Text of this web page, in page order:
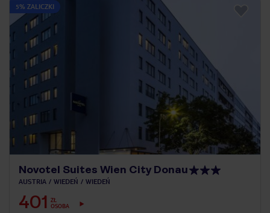
5% ZALICZKI
Novotel Suites Wien City Donau
AUSTRIA WIEDEŃ WIEDEŃ
401
ZŁ
OSOBA